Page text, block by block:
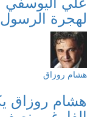
لهجرة الرسول
هشام روزاق
هشام روزاق